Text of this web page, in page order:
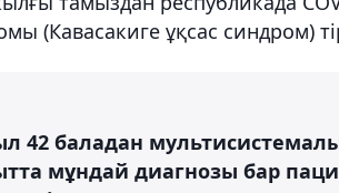
(Кавасакиге ұқсас синдром)
42 баладан
мұндай диагнозы бар